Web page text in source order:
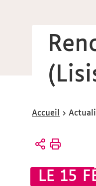
Vous
ici :
Accueil
LE 15